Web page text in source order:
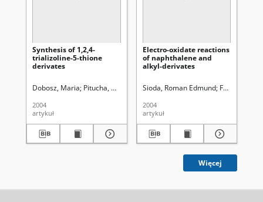
Synthesis of 1,2,4-
trializoline-5-thione
derivates
Dobosz, Maria Pitucha, Monika Wujec, Monika
2004
artykuł
Electro-oxidate reactions
of naphthalene and
alkyl-derivates
Sioda, Roman Edmund
2004
artykuł
Więcej